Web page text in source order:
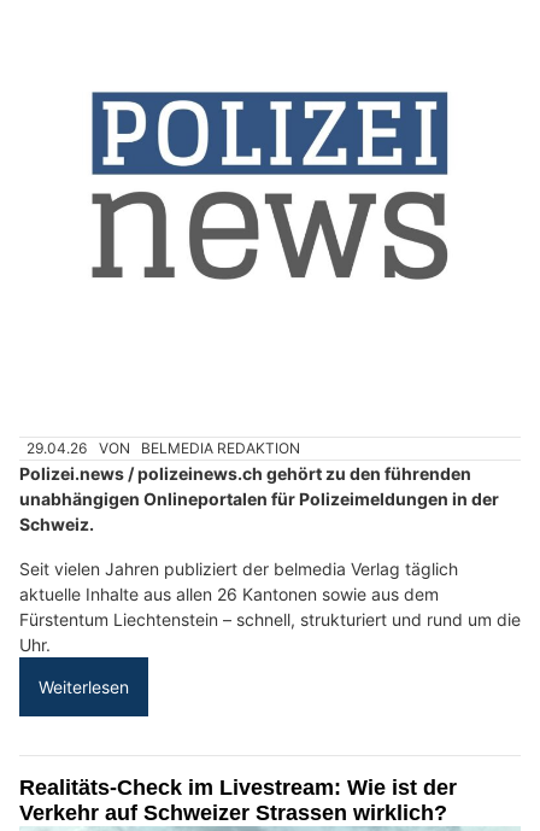
29.04.26 VON BELMEDIA REDAKTION
Polizei.news / polizeinews.ch gehört zu den führenden
unabhängigen Onlineportalen für Polizeimeldungen in der
Schweiz.
Seit vielen Jahren publiziert der belmedia Verlag täglich
aktuelle Inhalte aus allen 26 Kantonen sowie aus dem
Fürstentum Liechtenstein – schnell, strukturiert und rund um die
Uhr.
Weiterlesen
Realitäts-Check im Livestream: Wie ist der
Verkehr auf Schweizer Strassen wirklich?